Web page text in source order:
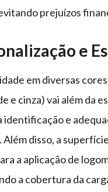
prejuízos
e
em diversas
e cinza) vai além da
identificação e
disso, a
a aplicação de
a cobertura da